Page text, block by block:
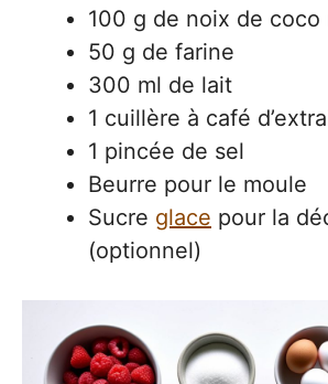
100 g de noix de coco
50 g de farine
300 ml de lait
1 cuillère à café
1 pincée de sel
Beurre pour le moule
Sucre glace pour la
(optionnel)